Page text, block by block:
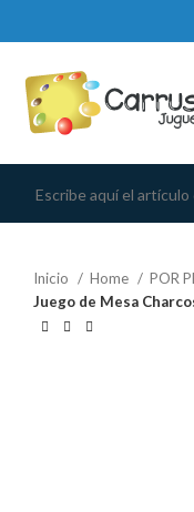
Inicio Home POR
Juego de Mesa